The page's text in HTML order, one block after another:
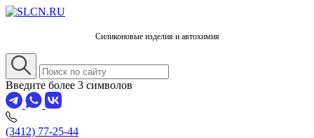
Силиконовые изделия и автохимия
Введите более 3 символов
(3412) 77-25-44